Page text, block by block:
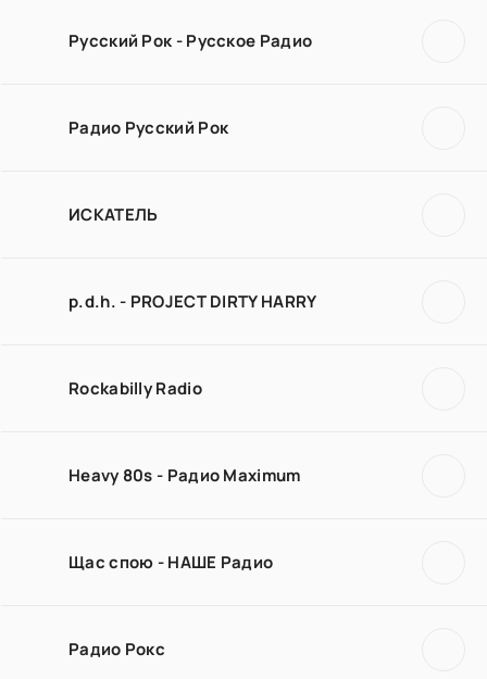
Русский Рок - Русское Радио
Радио Русский Рок
ИСКАТЕЛЬ
p.d.h. - PROJECT DIRTY HARRY
Rockabilly Radio
Heavy 80s - Радио Maximum
Щас спою - НАШЕ Радио
Радио Рокс